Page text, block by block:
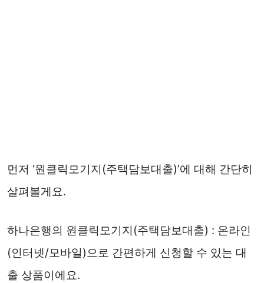
먼저 ‘원클릭모기지(주택담보대출)’에 대해 간단히
살펴볼게요.
하나은행의 원클릭모기지(주택담보대출) : 온라인
(인터넷/모바일)으로 간편하게 신청할 수 있는 대
출 상품이에요.